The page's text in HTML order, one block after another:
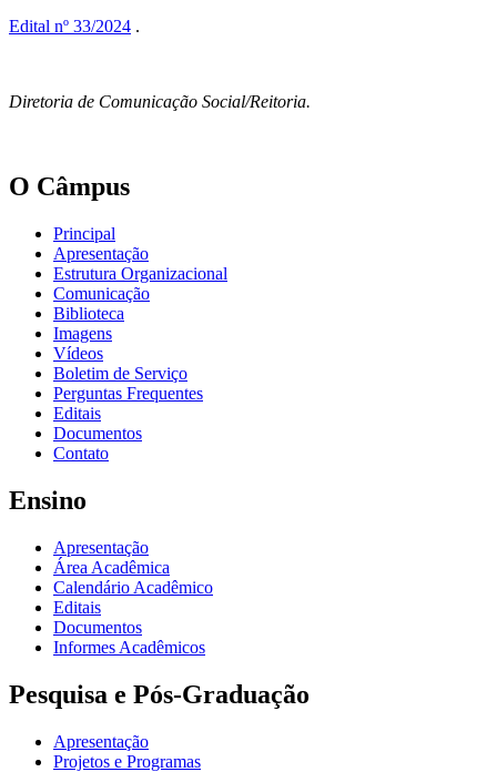
Edital nº 33/2024 .
Diretoria de Comunicação Social/Reitoria.
O Câmpus
Principal
Apresentação
Estrutura Organizacional
Comunicação
Biblioteca
Imagens
Vídeos
Boletim de Serviço
Perguntas Frequentes
Editais
Documentos
Contato
Ensino
Apresentação
Área Acadêmica
Calendário Acadêmico
Editais
Documentos
Informes Acadêmicos
Pesquisa e Pós-Graduação
Apresentação
Projetos e Programas